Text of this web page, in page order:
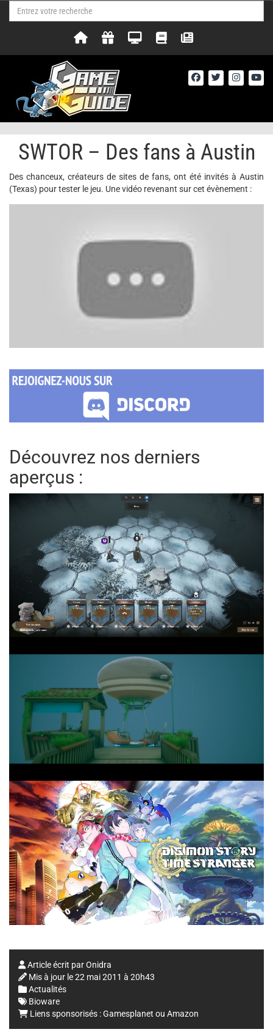
SWTOR – Des fans à Austin
Des chanceux, créateurs de sites de fans, ont été invités à Austin
(Texas) pour tester le jeu. Une vidéo revenant sur cet évènement :
Découvrez nos derniers
aperçus :
Article écrit parOnidra
Mis à jour le22 mai 2011 à 20h43
Actualités
Bioware
Liens sponsorisés :Gamesplanet ou Amazon